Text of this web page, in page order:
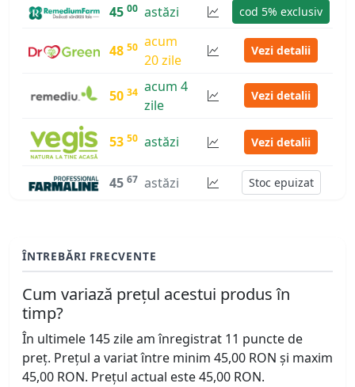
45 00 astăzi cod 5% exclusiv
48 50 acum
20 zile
Vezi detalii
50 34 acum 4
zile
Vezi detalii
53 50 astăzi Vezi detalii
45 67 astăzi Stoc epuizat
ÎNTREBĂRI FRECVENTE
Cum variază prețul acestui produs în
timp?
În ultimele 145 zile am înregistrat 11 puncte de
preț. Prețul a variat între minim 45,00 RON și maxim
45,00 RON. Prețul actual este 45,00 RON.